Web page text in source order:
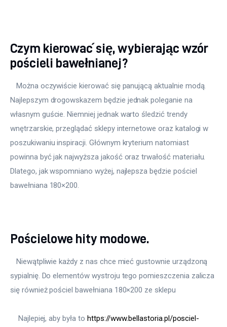
Czym kierować się, wybierając wzór
pościeli bawełnianej?
Najlepszym drogowskazem będzie jednak poleganie na
własnym guście. Niemniej jednak warto śledzić trendy
wnętrzarskie, przeglądać sklepy internetowe oraz katalogi w
poszukiwaniu inspiracji. Głównym kryterium natomiast
powinna być jak najwyższa jakość oraz trwałość materiału.
Dlatego, jak wspomniano wyżej, najlepsza będzie pościel
bawełniana 180×200.
Pościelowe hity modowe.
sypialnię. Do elementów wystroju tego pomieszczenia zalicza
się również pościel bawełniana 180×200 ze sklepu
    Najlepiej, aby była to
https://www.bellastoria.pl/posciel-